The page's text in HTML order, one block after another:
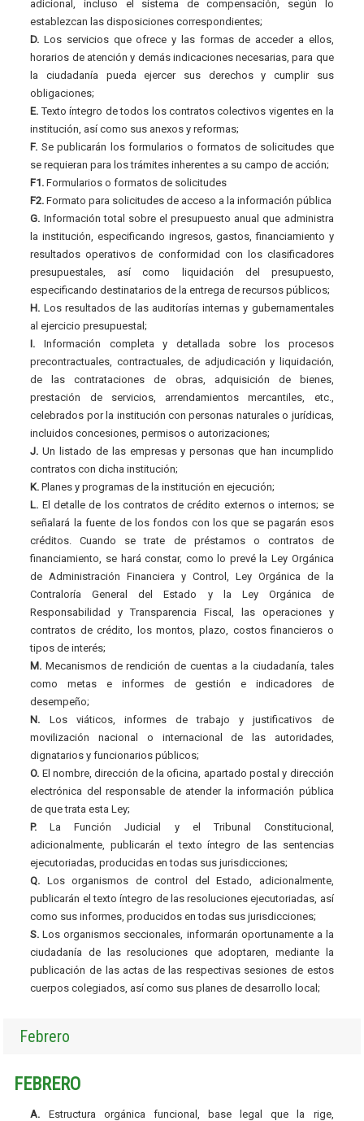
adicional, incluso el sistema de compensación, según lo
establezcan las disposiciones correspondientes;
D. Los servicios que ofrece y las formas de acceder a ellos,
horarios de atención y demás indicaciones necesarias, para que
la ciudadanía pueda ejercer sus derechos y cumplir sus
obligaciones;
E. Texto íntegro de todos los contratos colectivos vigentes en la
institución, así como sus anexos y reformas;
F. Se publicarán los formularios o formatos de solicitudes que
se requieran para los trámites inherentes a su campo de acción;
F1. Formularios o formatos de solicitudes
F2. Formato para solicitudes de acceso a la información pública
G. Información total sobre el presupuesto anual que administra
la institución, especificando ingresos, gastos, financiamiento y
resultados operativos de conformidad con los clasificadores
presupuestales, así como liquidación del presupuesto,
especificando destinatarios de la entrega de recursos públicos;
H. Los resultados de las auditorías internas y gubernamentales
al ejercicio presupuestal;
I. Información completa y detallada sobre los procesos
precontractuales, contractuales, de adjudicación y liquidación,
de las contrataciones de obras, adquisición de bienes,
prestación de servicios, arrendamientos mercantiles, etc.,
celebrados por la institución con personas naturales o jurídicas,
incluidos concesiones, permisos o autorizaciones;
J. Un listado de las empresas y personas que han incumplido
contratos con dicha institución;
K. Planes y programas de la institución en ejecución;
L. El detalle de los contratos de crédito externos o internos; se
señalará la fuente de los fondos con los que se pagarán esos
créditos. Cuando se trate de préstamos o contratos de
financiamiento, se hará constar, como lo prevé la Ley Orgánica
de Administración Financiera y Control, Ley Orgánica de la
Contraloría General del Estado y la Ley Orgánica de
Responsabilidad y Transparencia Fiscal, las operaciones y
contratos de crédito, los montos, plazo, costos financieros o
tipos de interés;
M. Mecanismos de rendición de cuentas a la ciudadanía, tales
como metas e informes de gestión e indicadores de
desempeño;
N. Los viáticos, informes de trabajo y justificativos de
movilización nacional o internacional de las autoridades,
dignatarios y funcionarios públicos;
O. El nombre, dirección de la oficina, apartado postal y dirección
electrónica del responsable de atender la información pública
de que trata esta Ley;
P. La Función Judicial y el Tribunal Constitucional,
adicionalmente, publicarán el texto íntegro de las sentencias
ejecutoriadas, producidas en todas sus jurisdicciones;
Q. Los organismos de control del Estado, adicionalmente,
publicarán el texto íntegro de las resoluciones ejecutoriadas, así
como sus informes, producidos en todas sus jurisdicciones;
S. Los organismos seccionales, informarán oportunamente a la
ciudadanía de las resoluciones que adoptaren, mediante la
publicación de las actas de las respectivas sesiones de estos
cuerpos colegiados, así como sus planes de desarrollo local;
Febrero
FEBRERO
A. Estructura orgánica funcional, base legal que la rige,